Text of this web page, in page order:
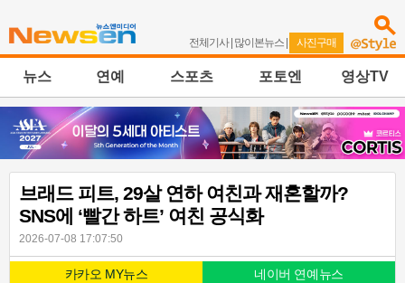
전체기사| 많이본뉴스 | 사진구매
뉴스 연예 스포츠 포토엔 영상TV
브래드 피트, 29살 연하 여친과 재혼할까?
SNS에 ‘빨간 하트’ 여친 공식화
2026-07-08 17:07:50
카카오 MY뉴스 네이버 연예뉴스